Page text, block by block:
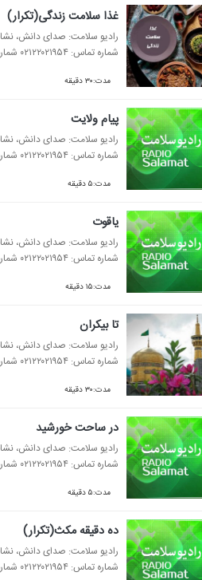
غذا سلامت زندگی(تكرار)
رادیو سلامت: صدای دانش،
شماره تماس: ۰۲۱۲۲۰۲۱۹۵۴ شماره تلفن گویا: ۰۲۱۲۷۸۶۰۱۰۲ شماره پیامك: ۳۰۰۰۰۱۰۲
مدت:۳۰ دقیقه
پیام ولایت
رادیو سلامت: صدای دانش،
شماره تماس: ۰۲۱۲۲۰۲۱۹۵۴ شماره تلفن گویا: ۰۲۱۲۷۸۶۰۱۰۲ شماره پیامك: ۳۰۰۰۰۱۰۲
مدت:۵ دقیقه
یاقوت
رادیو سلامت: صدای دانش،
شماره تماس: ۰۲۱۲۲۰۲۱۹۵۴ شماره تلفن گویا: ۰۲۱۲۷۸۶۰۱۰۲ شماره پیامك: ۳۰۰۰۰۱۰۲
مدت:۱۵ دقیقه
تا بیكران
رادیو سلامت: صدای دانش،
شماره تماس: ۰۲۱۲۲۰۲۱۹۵۴ شماره تلفن گویا: ۰۲۱۲۷۸۶۰۱۰۲ شماره پیامك: ۳۰۰۰۰۱۰۲
مدت:۳۰ دقیقه
در ساحت خورشید
رادیو سلامت: صدای دانش،
شماره تماس: ۰۲۱۲۲۰۲۱۹۵۴ شماره تلفن گویا: ۰۲۱۲۷۸۶۰۱۰۲ شماره پیامك: ۳۰۰۰۰۱۰۲
مدت:۵ دقیقه
ده دقیقه مكث(تكرار)
رادیو سلامت: صدای دانش،
شماره تماس: ۰۲۱۲۲۰۲۱۹۵۴ شماره تلفن گویا: ۰۲۱۲۷۸۶۰۱۰۲ شماره پیامك: ۳۰۰۰۰۱۰۲